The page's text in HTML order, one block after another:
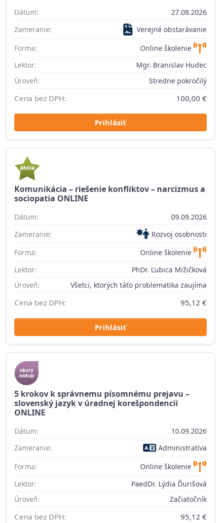
Dátum:
27.08.2026
Zameranie:
Verejné obstarávanie
Forma:
Online školenie
Lektor:
Mgr. Branislav Hudec
Úroveň:
Stredne pokročilý
Cena bez DPH: 100,00 €
Prihlásiť
Komunikácia – riešenie konfliktov – narcizmus a
sociopatia ONLINE
Dátum:
09.09.2026
Zameranie:
Rozvoj osobnosti
Forma:
Online školenie
Lektor:
PhDr. Ľubica Mižičková
Úroveň:
Všetci, ktorých táto problematika zaujíma
Cena bez DPH: 95,12 €
Prihlásiť
5 krokov k správnemu písomnému prejavu –
slovenský jazyk v úradnej korešpondencii
ONLINE
Dátum:
10.09.2026
Zameranie:
Administratíva
Forma:
Online školenie
Lektor:
PaedDr. Lýdia Ďurišová
Úroveň:
Začiatočník
Cena bez DPH: 95,12 €